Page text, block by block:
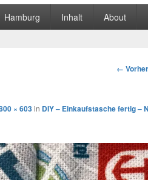
Hamburg Inhalt About
Bilder-
←
× 603in DIY – Einkaufstasche fertig –